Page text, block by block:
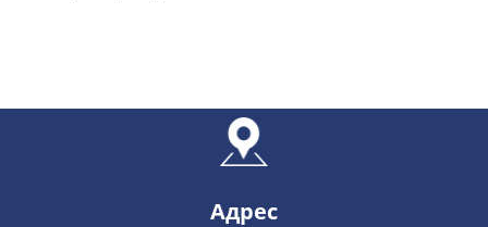
Адрес